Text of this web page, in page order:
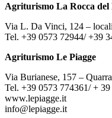
Agriturismo La Rocca del
Via L. Da Vinci, 124 –
Tel. +39 0573 72944/ +39
Agriturismo Le Piagge
Via Burianese, 157 –
Tel. +39 0573 774361/ +
www.lepiagge.it
info@lepiagge.it